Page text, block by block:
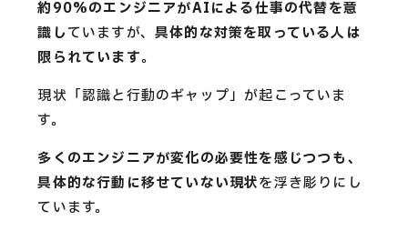
約90%のエンジニアがAIによる仕事の代替を意
識していますが、具体的な対策を取っている人は
限られています。
現状「認識と行動のギャップ」が起こっていま
す。
多くのエンジニアが変化の必要性を感じつつも、
具体的な行動に移せていない現状を浮き彫りにし
ています。